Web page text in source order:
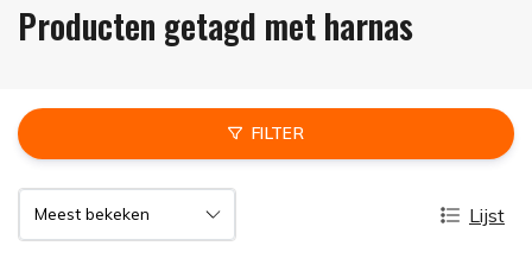
Producten getagd met harnas
FILTER
Lijst